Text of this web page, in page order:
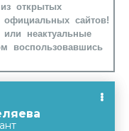
открытых
официальных сайтов!
неактуальные
воспользовавшись